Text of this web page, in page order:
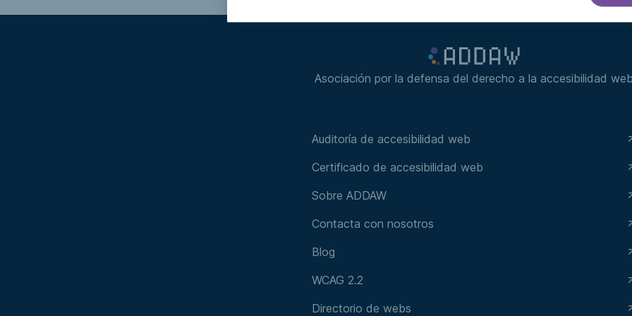
Asociación por la defensa del derecho a la accesibilidad
Auditoría de accesibilidad web
Certificado de accesibilidad web
Sobre ADDAW
Contacta con nosotros
Blog
WCAG 2.2
Directorio de webs